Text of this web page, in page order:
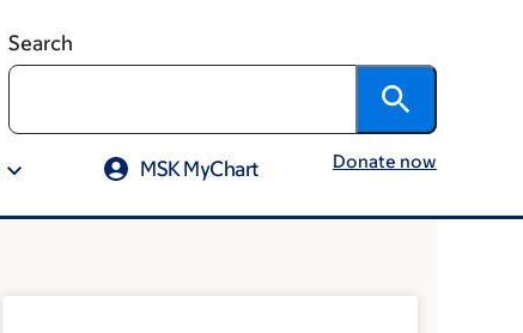
Search
MSK MyChart Donate now